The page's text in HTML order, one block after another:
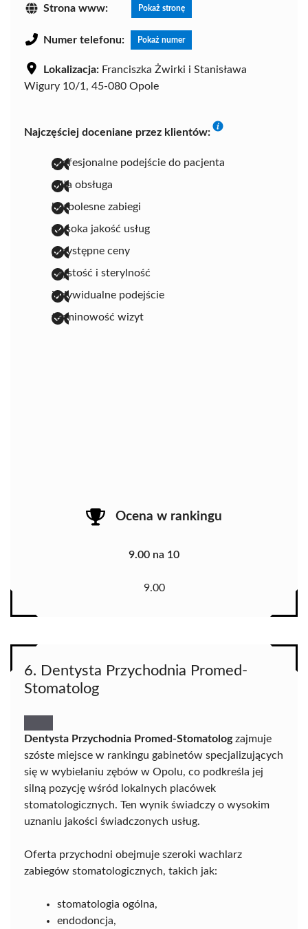
Strona www: Pokaż stronę
Numer telefonu: Pokaż numer
Lokalizacja: Franciszka Żwirki i Stanisława
Wigury 10/1, 45-080 Opole
Najczęściej doceniane przez klientów:
profesjonalne podejście do pacjenta
miła obsługa
bezbolesne zabiegi
wysoka jakość usług
przystępne ceny
czystość i sterylność
indywidualne podejście
terminowość wizyt
Ocena w rankingu
9.00 na 10
9.00
6. Dentysta Przychodnia Promed-
Stomatolog
Dentysta Przychodnia Promed-Stomatologzajmuje
szóste miejsce w rankingu gabinetów specjalizujących
się w wybielaniu zębów w Opolu, co podkreśla jej
silną pozycję wśród lokalnych placówek
stomatologicznych. Ten wynik świadczy o wysokim
uznaniu jakości świadczonych usług.
Oferta przychodni obejmuje szeroki wachlarz
zabiegów stomatologicznych, takich jak:
stomatologia ogólna,
endodoncja,